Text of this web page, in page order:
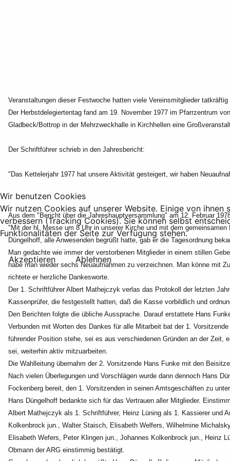
Veranstaltungen dieser Festwoche hatten viele Vereinsmitglieder tatkräftig
Der Herbstdelegiertentag fand am 19. November 1977 im Pfarrzentrum
Gladbeck/Bottrop in der Mehrzweckhalle in Kirchhellen eine
Der Schriftführer schrieb in den Jahresbericht:
"Das Kettelerjahr 1977 hat unsere Aktivität gesteigert, wir haben
Aus dem "Bericht über die Jahreshauptversammlung" am 12. Februar
"Mit der hl. Messe um 8 Uhr in unserer Kirche und mit dem
Düngelhoff, alle Anwesenden begrüßt hatte, gab er die Tagesordnung
Man gedachte wie immer der verstorbenen Mitglieder in einem stillen
habe man wieder sechs Neuaufnahmen zu verzeichnen. Man könne mit
richtete er herzliche Dankesworte.
Der 1. Schriftführer Albert Mathejczyk verlas das Protokoll der letzten
Kassenprüfer, die festgestellt hatten, daß die Kasse vorbildlich und
Den Berichten folgte die übliche Aussprache. Darauf erstattete Hans
Verbunden mit Worten des Dankes für alle Mitarbeit bat der 1.
führender Position stehe, sei es aus verschiedenen Gründen an der Zeit,
sei, weiterhin aktiv mitzuarbeiten.
Die Wahlleitung übernahm der 2. Vorsitzende Hans Funke mit den
Nach vielen Überlegungen und Vorschlägen wurde dann dennoch Hans
Fockenberg bereit, den 1. Vorsitzenden in seinen Amtsgeschäften zu
Hans Düngelhoff bedankte sich für das Vertrauen aller Mitglieder.
Albert Mathejczyk als 1. Schriftführer, Heinz Lüning als 1. Kassierer und
Kolkenbrock jun., Walter Staisch, Elisabeth Welfers, Wilhelmine
Elisabeth Wefers, Peter Klingen jun., Johannes Kolkenbrock jun., Heinz
Obmann der ARG einstimmig bestätigt.
Wir benutzen Cookies
Wir nutzen Cookies auf unserer Website. Einige von
verbessern (Tracking Cookies). Sie können selbst
Funktionalitäten der Seite zur Verfügung stehen.
Akzeptieren Ablehnen